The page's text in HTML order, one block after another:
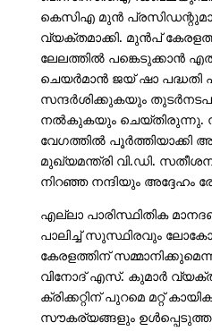
കെസിഎ മുൻ
വ്യക്തമാക്കി. മുൻപ്
ലേലത്തിൽ പങ്കെടുക്കാൻ
ചെയർമാൻ ജയ് ഷാ പദ്ധതി
സന്ദർശിക്കുകയും
നൽകുകയും ചെയ്തിരുന്നു.
വേഗത്തിൽ പൂർത്തിയാക്കി
മുഖ്യമന്ത്രി വി.ഡി.
നിറഞ്ഞ നന്ദിയും അ​ദ്ദേഹം
എല്ലാ പാരിസ്ഥിതിക
പാലിച്ച് സുസ്ഥിരവും
കേരളത്തിന്
വിനോദ് എസ്. കുമാർ
ക്രിക്കറ്റിന് പുറമെ മറ്റ്
സൗകര്യങ്ങളും